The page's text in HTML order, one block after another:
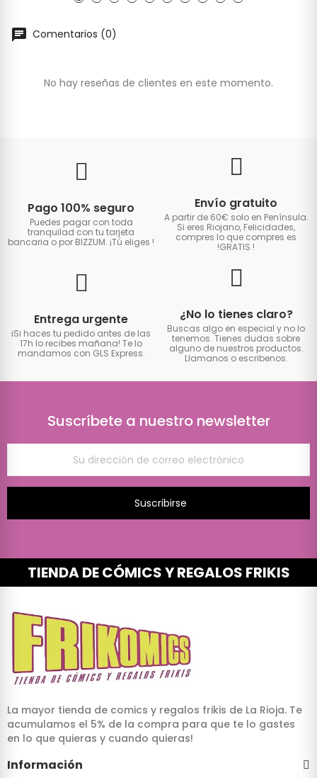
Comentarios (0)
No hay reseñas de clientes en este momento.
Pago 100% seguro
Puedes pagar con toda
tranquilad con tu tarjeta
bancaria o por BIZZUM. ¡Tú eliges !
Envío gratuito
A partir de 60€ solo en Península.
Si eres Riojano, Felicidades,
compres lo que compres es
!GRATIS !
Entrega urgente
iSi haces tu pedido antes de las
17h lo recibes mañana! Te lo
mandamos con GLS Express.
¿No lo tienes claro?
Buscas algo en especial y no lo
tenemos. Tienes dudas sobre
alguno de nuestros productos.
Llamanos o escribenos.
Suscríbete a nuestro newsletter
Suscribirse
TIENDA DE CÓMICS Y REGALOS FRIKIS
La mayor tienda de comics y regalos frikis de La Rioja. Te
acumulamos el 5% de la compra para que te lo gastes
en lo que quieras y cuando quieras!
Información